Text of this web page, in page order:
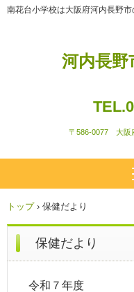
河内長野
南花台小学校は大阪府河内長野
〒586-0077大阪府
トップ › 保健だより
保健だより
令和７年度